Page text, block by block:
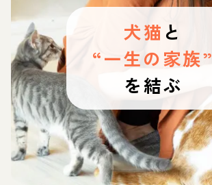
犬猫 と
“一生の家族”
を結ぶ